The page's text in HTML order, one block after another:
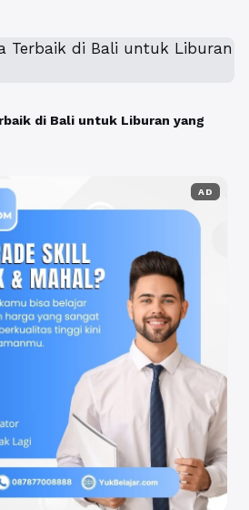
di Bali untuk Liburan yang
AD